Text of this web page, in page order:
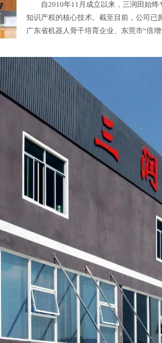
自2010年11月成立以来，三润田始终
知识产权的核心技术。截至目前，公司已
广东省机器人骨干培育企业、东莞市“倍